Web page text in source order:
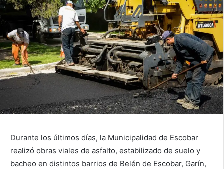
Durante los últimos días, la Municipalidad de Escobar
realizó obras viales de asfalto, estabilizado de suelo y
bacheo en distintos barrios de Belén de Escobar, Garín,